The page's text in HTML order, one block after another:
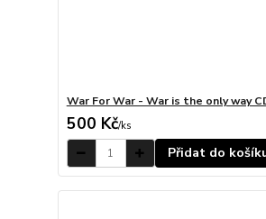
War For War - War is the only way
500 Kč/ks
Přidat do